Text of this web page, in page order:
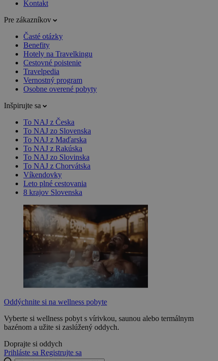
Kontakt
Pre zákazníkov
Časté otázky
Benefity
Hotely na Travelkingu
Cestovné poistenie
Travelpedia
Vernostný program
Osobne overené pobyty
Inšpirujte sa
To NAJ z Česka
To NAJ zo Slovenska
To NAJ z Maďarska
To NAJ z Rakúska
To NAJ zo Slovinska
To NAJ z Chorvátska
Víkendovky
Leto plné cestovania
8 krajov Slovenska
Oddýchnite si na wellness pobyte
Vyberte si wellness pobyt s vírivkou, saunou alebo termálnym
bazénom a užite si zaslúžený oddych.
Doprajte si oddych
Prihláste sa Registrujte sa